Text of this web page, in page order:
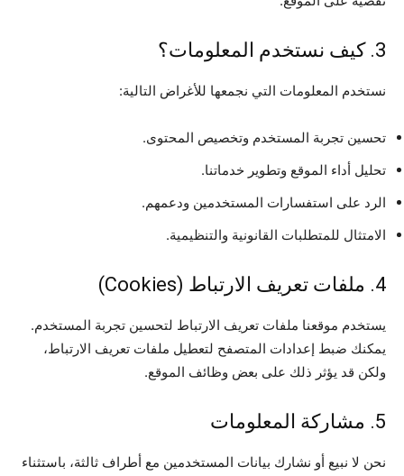
3. كيف نستخدم المعلومات؟
نستخدم المعلومات التي نجمعها للأغراض التالية:
تحسين تجربة المستخدم وتخصيص المحتوى.
تحليل أداء الموقع وتطوير خدماتنا.
الرد على استفسارات المستخدمين ودعمهم.
الامتثال للمتطلبات القانونية والتنظيمية.
4. ملفات تعريف الارتباط (Cookies)
يستخدم موقعنا ملفات تعريف الارتباط لتحسين تجربة المستخدم.
يمكنك ضبط إعدادات المتصفح لتعطيل ملفات تعريف الارتباط،
ولكن قد يؤثر ذلك على بعض وظائف الموقع.
5. مشاركة المعلومات
نحن لا نبيع أو نشارك بيانات المستخدمين مع أطراف ثالثة، باستثناء